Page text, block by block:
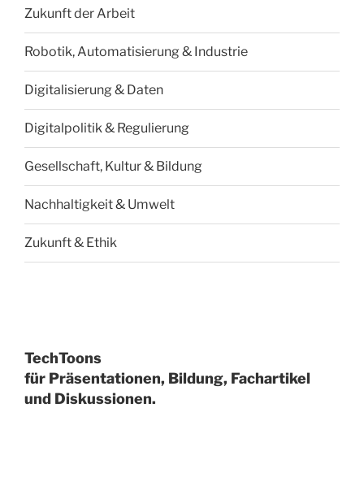
Zukunft der Arbeit
Robotik, Automatisierung & Industrie
Digitalisierung & Daten
Digitalpolitik & Regulierung
Gesellschaft, Kultur & Bildung
Nachhaltigkeit & Umwelt
Zukunft & Ethik
TechToons
für Präsentationen, Bildung, Fachartikel
und Diskussionen.